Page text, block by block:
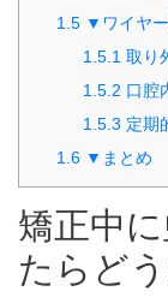
1.5 ▼ワイヤ
1.5.1 取り
1.5.2 口腔
1.5.3 定期
1.6 ▼まとめ
矯正中
たらど